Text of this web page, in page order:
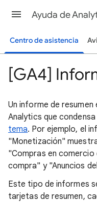
Ayuda de
Centro de asistencia
[GA4]
Un informe de
Analytics que
tema. Por ejemplo, el
"Monetización"
"Compras en
compra" y "Anuncios
Este tipo de informes
tarjetas de resumen,